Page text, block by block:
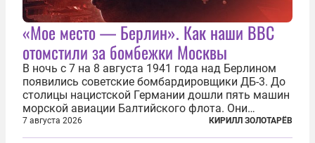
«Мое место — Берлин». Как наши ВВС
отомстили за бомбежки Москвы
В ночь с 7 на 8 августа 1941 года над Берлином
появились советские бомбардировщики ДБ-3. До
столицы нацистской Германии дошли пять машин
морской авиации Балтийского флота. Они
сбросили бомбы на город, который в тот момент
жил в полной уверенности, что война идет где-то
7 августа 2026 КИРИЛЛ ЗОЛОТАРЁВ